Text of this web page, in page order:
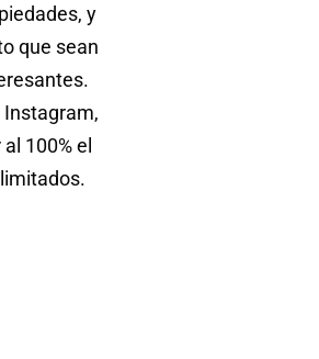
y
que sean
100% el